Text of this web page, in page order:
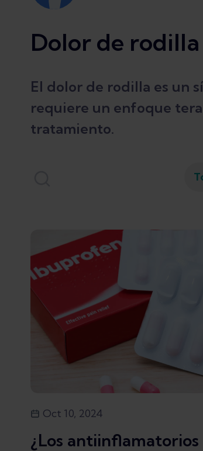
Dolor de rodilla
El dolor de rodilla es un
requiere un enfoque
tratamiento.
Oct 10, 2024
¿Los antiinflamatorios